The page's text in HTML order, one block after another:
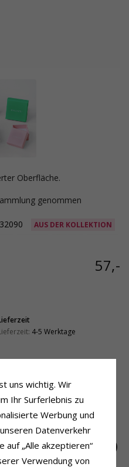
Oberfläche.
genommen
AUS DER KOLLEKTION
57,-
4-5 Werktage
PRODUKTE
uns wichtig. Wir
Ihr Surferlebnis zu
Werbung und
Datenverkehr
auf „Alle akzeptieren“
Verwendung von